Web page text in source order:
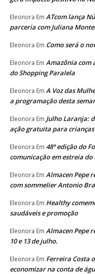
Eleonora Em ATcom lança
parceria com Juliana
Eleonora Em Como será o
Eleonora Em Amazônia com
do Shopping Paralela
Eleonora Em A Voz das
a programação desta
Eleonora Em Julho Laranja:
ação gratuita para
Eleonora Em 48ª edição do
comunicação em estreia
Eleonora Em Almacen Pepe
com sommelier Antonio
Eleonora Em Healthy
saudáveis e promoção
Eleonora Em Almacen Pepe
10 e 13 de julho.
Eleonora Em Ferreira Costa
economizar na conta de